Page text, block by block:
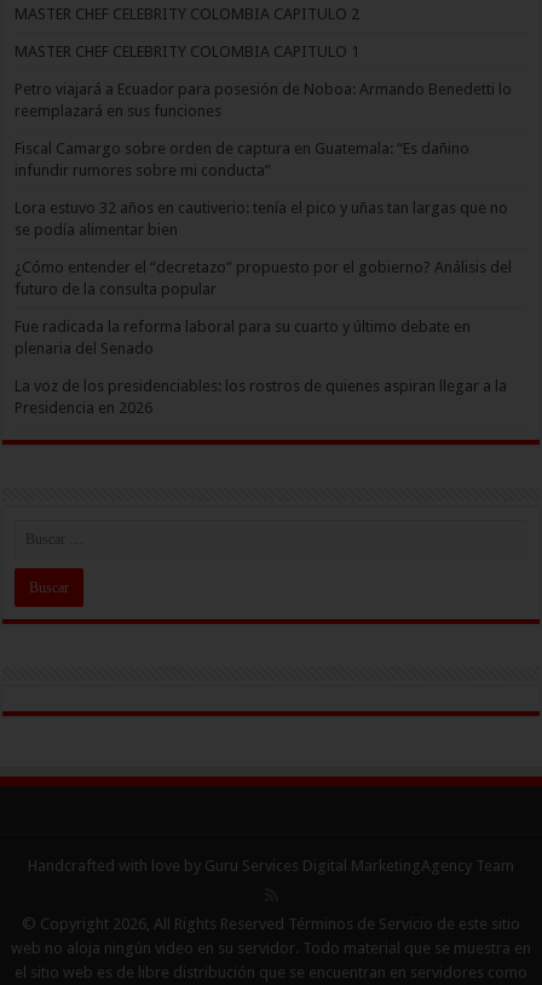
MASTER CHEF CELEBRITY COLOMBIA CAPITULO 2
MASTER CHEF CELEBRITY COLOMBIA CAPITULO 1
Petro viajará a Ecuador para posesión de Noboa: Armando Benedetti lo
reemplazará en sus funciones
Fiscal Camargo sobre orden de captura en Guatemala: “Es dañino
infundir rumores sobre mi conducta”
Lora estuvo 32 años en cautiverio: tenía el pico y uñas tan largas que no
se podía alimentar bien
¿Cómo entender el “decretazo” propuesto por el gobierno? Análisis del
futuro de la consulta popular
Fue radicada la reforma laboral para su cuarto y último debate en
plenaria del Senado
La voz de los presidenciables: los rostros de quienes aspiran llegar a la
Presidencia en 2026
Handcrafted with love by Guru Services Digital MarketingAgency Team
© Copyright 2026, All Rights Reserved Términos de Servicio de este sitio
web no aloja ningún video en su servidor. Todo material que se muestra en
el sitio web es de libre distribución que se encuentran en servidores como